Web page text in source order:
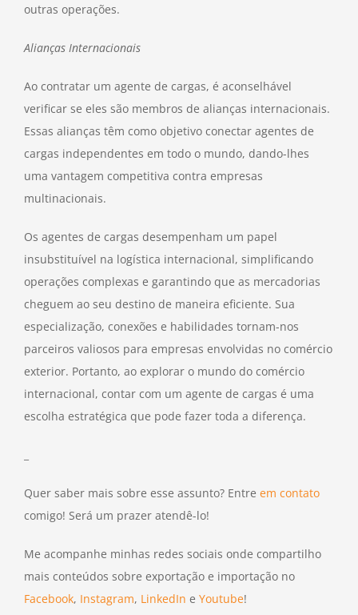
outras operações.
Alianças Internacionais
Ao contratar um agente de cargas, é aconselhável
verificar se eles são membros de alianças internacionais.
Essas alianças têm como objetivo conectar agentes de
cargas independentes em todo o mundo, dando-lhes
uma vantagem competitiva contra empresas
multinacionais.
Os agentes de cargas desempenham um papel
insubstituível na logística internacional, simplificando
operações complexas e garantindo que as mercadorias
cheguem ao seu destino de maneira eficiente. Sua
especialização, conexões e habilidades tornam-nos
parceiros valiosos para empresas envolvidas no comércio
exterior. Portanto, ao explorar o mundo do comércio
internacional, contar com um agente de cargas é uma
escolha estratégica que pode fazer toda a diferença.
Quer saber mais sobre esse assunto? Entre em contato
comigo! Será um prazer atendê-lo!
Me acompanhe minhas redes sociais onde compartilho
mais conteúdos sobre exportação e importação no
Facebook, Instagram, LinkedIn e Youtube!